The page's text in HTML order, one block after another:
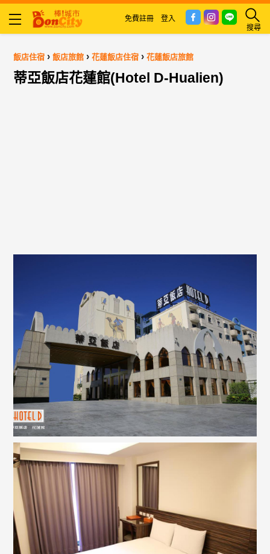
搜尋
免費註冊 登入
飯店住宿 ›飯店旅館 ›花蓮飯店住宿 ›花蓮飯店旅館
蒂亞飯店花蓮館(Hotel D-Hualien)